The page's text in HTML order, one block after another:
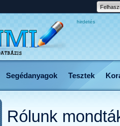
hirdetés
Segédanyagok Tesztek
Rólunk